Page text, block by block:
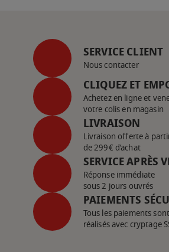
SERVICE CLIENT
Nous contacter
CLIQUEZ ET
Achetez en ligne et
votre colis en magasin
LIVRAISON
Livraison offerte à
de 299€ d’achat
SERVICE APRÈS
Réponse immédiate
sous 2 jours ouvrés
PAIEMENTS
Tous les paiements sont
réalisés avec cryptage